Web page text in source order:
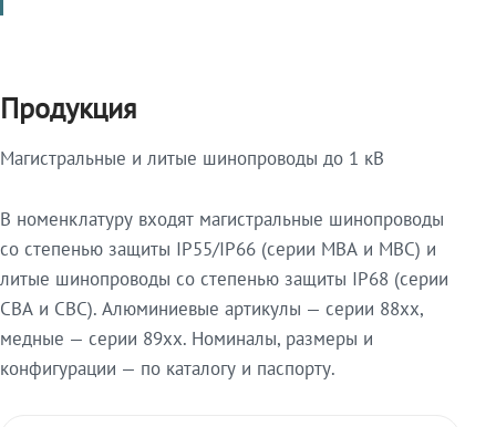
Продукция
Магистральные и литые шинопроводы до 1 кВ
В номенклатуру входят магистральные шинопроводы
со степенью защиты IP55/IP66 (серии МВА и МВС) и
литые шинопроводы со степенью защиты IP68 (серии
СВА и СВС). Алюминиевые артикулы — серии 88xx,
медные — серии 89xx. Номиналы, размеры и
конфигурации — по каталогу и паспорту.